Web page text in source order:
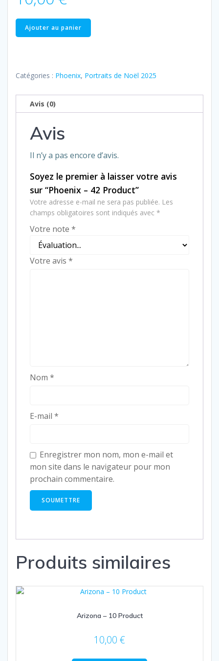
quantité
de
42
Ajouter au panier
Catégories : Phoenix, Portraits de Noël 2025
Avis (0)
Avis
Il n’y a pas encore d’avis.
Soyez le premier à laisser votre avis
sur “Phoenix – 42 Product”
Votre adresse e-mail ne sera pas publiée. Les
champs obligatoires sont indiqués avec *
Votre note *
Votre avis *
Nom *
E-mail *
Enregistrer mon nom, mon e-mail et
mon site dans le navigateur pour mon
prochain commentaire.
Produits similaires
Arizona – 10 Product
10,00 €